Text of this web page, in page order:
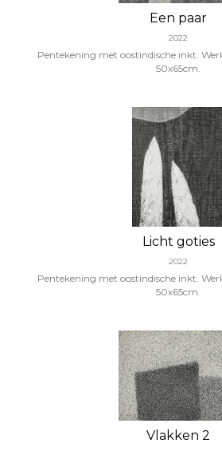
Een paar
2022
Pentekening met oostindische inkt.
50x65cm.
Licht goties
2022
Pentekening met oostindische inkt.
50x65cm.
Vlakken 2